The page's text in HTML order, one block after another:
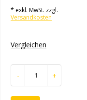
* exkl. MwSt. zzgl.
Versandkosten
Vergleichen
- +